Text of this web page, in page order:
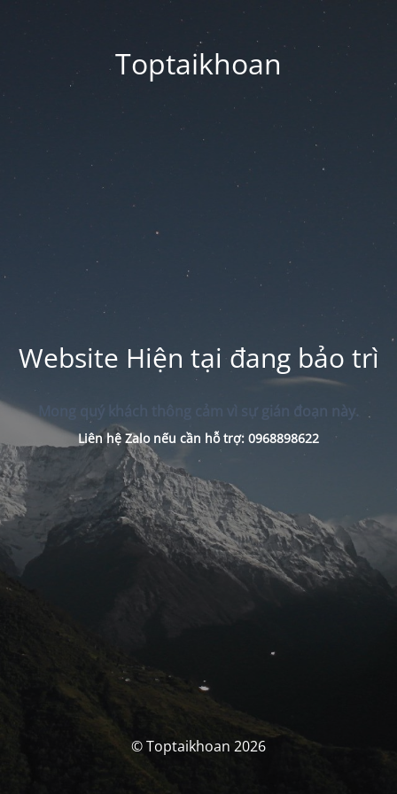
Toptaikhoan
Website Hiện tại đang bảo trì
Mong quý khách thông cảm vì sự gián đoạn này.
Liên hệ Zalo nếu cần hỗ trợ: 0968898622
© Toptaikhoan 2026